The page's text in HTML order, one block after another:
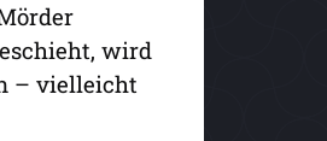
wird
– vielleicht